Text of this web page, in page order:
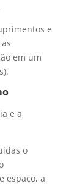
e
em um
e a
o
espaço, a